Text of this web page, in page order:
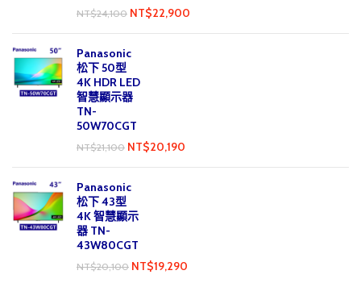
NT$24,100 NT$22,900
Panasonic
松下 50型
4K HDR LED
智慧顯示器
TN-
50W70CGT
NT$21,100 NT$20,190
Panasonic
松下 43型
4K 智慧顯示
器 TN-
43W80CGT
NT$20,100 NT$19,290